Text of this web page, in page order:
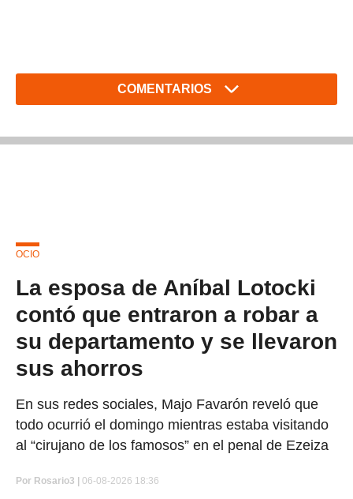
COMENTARIOS